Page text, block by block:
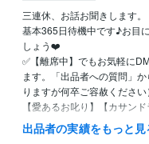
三連休、お話お聞きします。
基本365日待機中です♪お目
しょう❤️
✅【離席中】でもお気軽に
ます。「出品者への質問」
りますが何卒ご容赦くださ
【愛あるお叱り】【カサン
⭐️標準語・関西弁どちらでも
ードも対応可。
出品者の実績をもっと見